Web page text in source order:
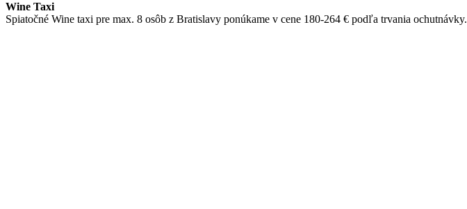
Wine Taxi
Spiatočné Wine taxi pre max. 8 osôb z Bratislavy ponúkame v cene 180-264 € podľa trvania ochutnávky.